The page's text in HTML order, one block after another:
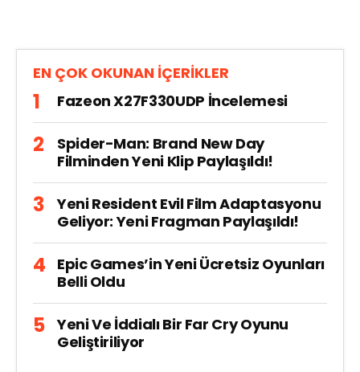
EN ÇOK OKUNAN İÇERİKLER
Fazeon X27F330UDP İncelemesi
Spider-Man: Brand New Day
Filminden Yeni Klip Paylaşıldı!
Yeni Resident Evil Film Adaptasyonu
Geliyor: Yeni Fragman Paylaşıldı!
Epic Games’in Yeni Ücretsiz Oyunları
Belli Oldu
Yeni Ve İddialı Bir Far Cry Oyunu
Geliştiriliyor